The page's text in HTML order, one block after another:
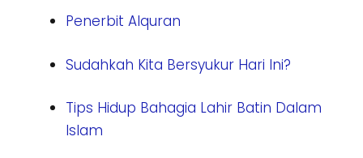
Penerbit Alquran
Sudahkah Kita Bersyukur Hari Ini?
Tips Hidup Bahagia Lahir Batin Dalam
Islam